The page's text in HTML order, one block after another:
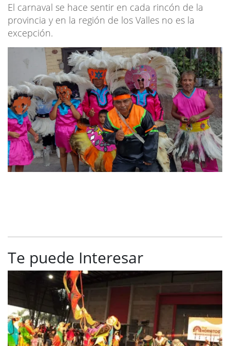
El carnaval se hace sentir en cada rincón de la
provincia y en la región de los Valles no es la
excepción.
Te puede Interesar